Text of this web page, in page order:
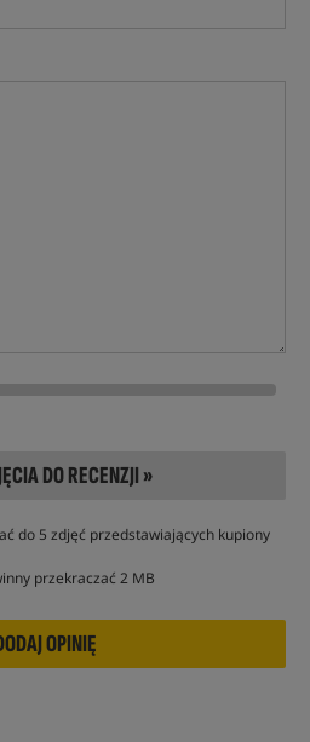
DO RECENZJI »
do 5 zdjęć przedstawiających kupiony
przekraczać 2 MB